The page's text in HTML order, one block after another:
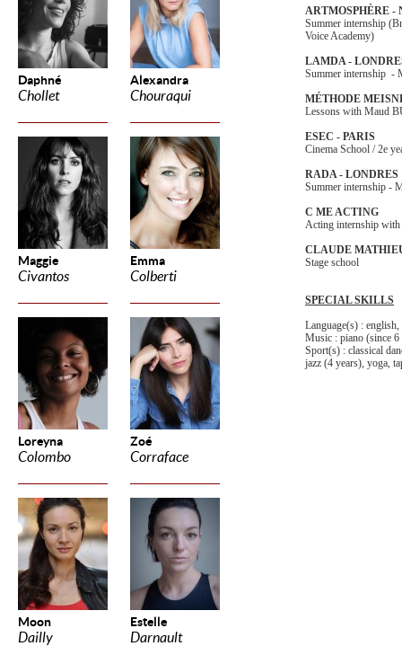
Daphné
Chollet
Alexandra
Chouraqui
Maggie
Civantos
Emma
Colberti
Loreyna
Colombo
Zoé
Corraface
Moon
Dailly
Estelle
Darnault
ARTMOSPHÈRE -
Summer internship
Voice Academy)
LAMDA -
Summer internship -
MÉTHODE
Lessons with Maud
ESEC - PARIS
Cinema School / 2e
RADA - LONDRES
Summer internship -
C ME ACTING
Acting internship
CLAUDE
Stage school
SPECIAL SKILLS
Language(s) :
Music : piano (since
Sport(s) : classical
jazz (4 years), yoga,